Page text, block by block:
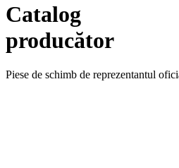
Catalog
producător
Piese de schimb de reprezentantul